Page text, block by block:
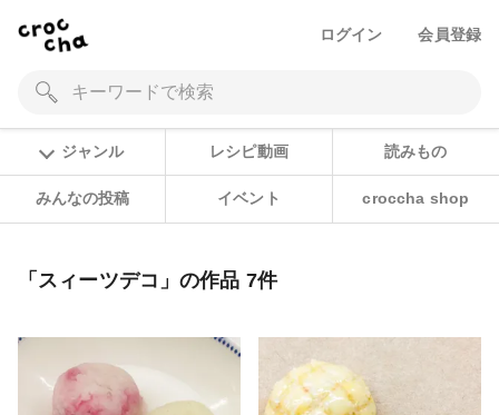
ログイン 会員登録
ジャンル レシピ動画 読みもの
みんなの投稿 イベント croccha shop
「スィーツデコ」の作品 7件